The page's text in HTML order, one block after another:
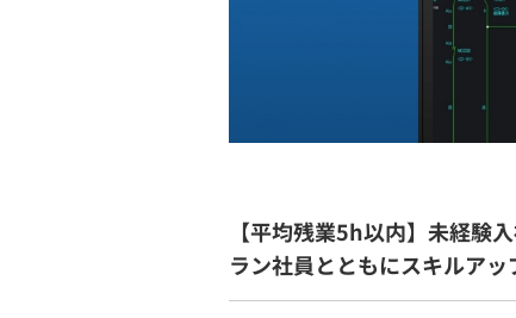
【平均残業5h以内】未経験
ラン社員とともにスキルアッ